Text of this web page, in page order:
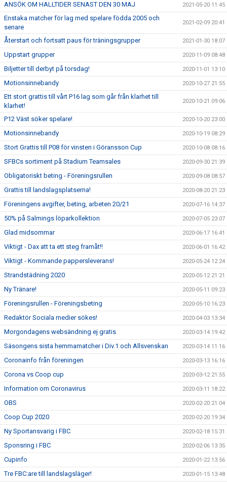
ANSÖK OM HALLTIDER SENAST DEN 30 MAJ 2021-05-20 11:45
Enstaka matcher för lag med spelare födda 2005 och
senare
2021-02-09 20:41
Återstart och fortsatt paus för träningsgrupper 2021-01-30 18:07
Uppstart grupper 2020-11-09 08:48
Biljetter till derbyt på torsdag! 2020-11-01 13:10
Motionsinnebandy 2020-10-27 21:55
Ett stort grattis till vårt P16 lag som går från klarhet till
klarhet!
2020-10-21 09:06
P12 Väst söker spelare! 2020-10-20 23:00
Motionsinnebandy 2020-10-19 08:29
Stort Grattis till P08 för vinsten i Göransson Cup 2020-10-08 08:16
SFBCs sortiment på Stadium Teamsales 2020-09-30 21:39
Obligatoriskt beting - Föreningsrullen 2020-09-08 08:57
Grattis till landslagsplatserna! 2020-08-20 21:23
Föreningens avgifter, beting, arbeten 20/21 2020-07-16 14:37
50% på Salmings löparkollektion 2020-07-05 23:07
Glad midsommar 2020-06-17 16:41
Viktigt - Dax att ta ett steg framåt!! 2020-06-01 16:42
Viktigt - Kommande pappersleverans! 2020-05-24 12:24
Strandstädning 2020 2020-05-12 21:21
Ny Tränare! 2020-05-11 09:23
Föreningsrullen - Föreningsbeting 2020-05-10 16:23
Redaktör Sociala medier sökes! 2020-04-03 13:34
Morgondagens websändning ej gratis 2020-03-14 19:42
Säsongens sista hemmamatcher i Div.1 och Allsvenskan 2020-03-14 11:16
Coronainfo från föreningen 2020-03-13 16:16
Corona vs Coop cup 2020-03-12 21:55
Information om Coronavirus 2020-03-11 18:22
OBS 2020-02-20 21:04
Coop Cup 2020 2020-02-20 19:34
Ny Sportansvarig i FBC 2020-02-18 15:31
Sponsring i FBC 2020-02-06 13:35
Cupinfo 2020-01-22 13:56
Tre FBC:are till landslagsläger! 2020-01-15 13:48